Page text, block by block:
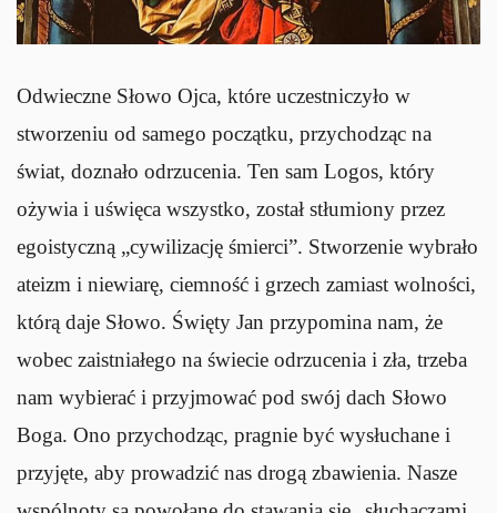
Odwieczne Słowo Ojca, które uczestniczyło w
stworzeniu od samego początku, przychodząc na
świat, doznało odrzucenia. Ten sam Logos, który
ożywia i uświęca wszystko, został stłumiony przez
egoistyczną „cywilizację śmierci”. Stworzenie wybrało
ateizm i niewiarę, ciemność i grzech zamiast wolności,
którą daje Słowo. Święty Jan przypomina nam, że
wobec zaistniałego na świecie odrzucenia i zła, trzeba
nam wybierać i przyjmować pod swój dach Słowo
Boga. Ono przychodząc, pragnie być wysłuchane i
przyjęte, aby prowadzić nas drogą zbawienia. Nasze